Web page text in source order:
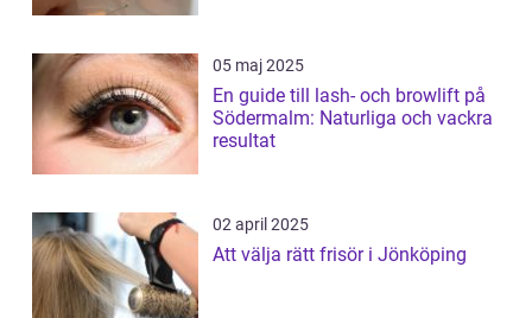
05 maj 2025
En guide till lash- och browlift på
Södermalm: Naturliga och vackra
resultat
02 april 2025
Att välja rätt frisör i Jönköping